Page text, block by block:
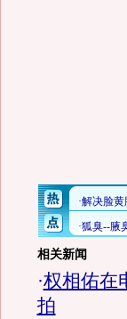
相关新闻
·权相佑在
拍